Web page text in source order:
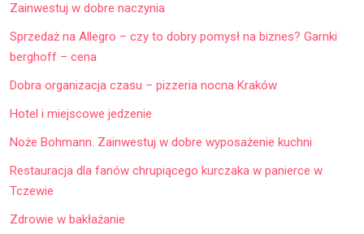
Zainwestuj w dobre naczynia
Sprzedaż na Allegro – czy to dobry pomysł na biznes? Garnki
berghoff – cena
Dobra organizacja czasu – pizzeria nocna Kraków
Hotel i miejscowe jedzenie
Noże Bohmann. Zainwestuj w dobre wyposażenie kuchni
Restauracja dla fanów chrupiącego kurczaka w panierce w
Tczewie
Zdrowie w bakłażanie